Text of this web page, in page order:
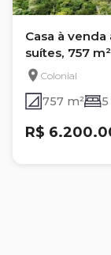
Casa à
suítes, 757
Colonial
757 m²
R$